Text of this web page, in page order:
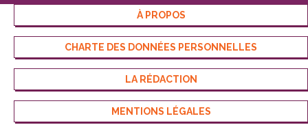
À PROPOS
CHARTE DES DONNÉES PERSONNELLES
LA RÉDACTION
MENTIONS LÉGALES